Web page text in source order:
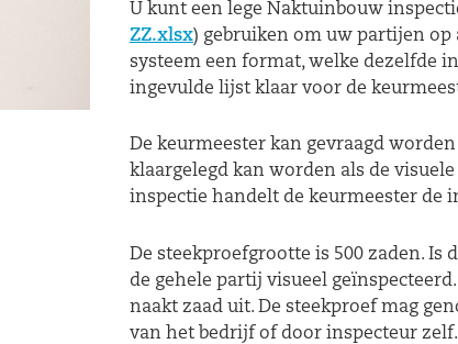
U kunt een lege Naktuinbouw
ZZ.xlsx) gebruiken om uw partijen op
systeem een format, welke dezelfde
ingevulde lijst klaar voor de
De keurmeester kan gevraagd
klaargelegd kan worden als de
inspectie handelt de keurmeester de
De steekproefgrootte is 500 zaden. Is
de gehele partij visueel
naakt zaad uit. De steekproef mag
van het bedrijf of door inspecteur zelf.